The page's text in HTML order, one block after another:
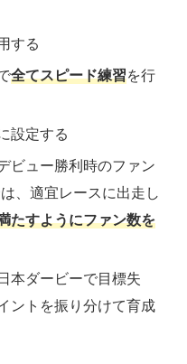
する
全てスピード練習を行
設定する
ビュー勝利時のファン
、適宜レースに出走し
たすようにファン数を
本ダービーで目標失
ントを振り分けて育成